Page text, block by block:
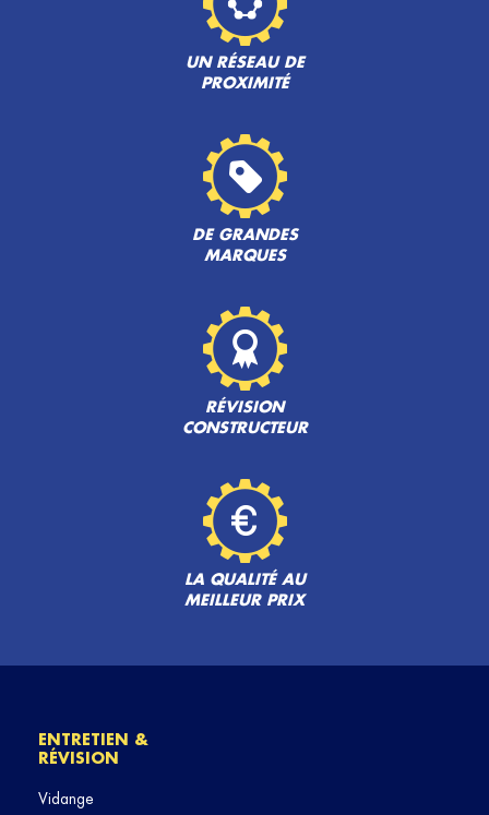
UN RÉSEAU DE
PROXIMITÉ
DE GRANDES
MARQUES
RÉVISION
CONSTRUCTEUR
LA QUALITÉ AU
MEILLEUR PRIX
ENTRETIEN &
RÉVISION
Vidange